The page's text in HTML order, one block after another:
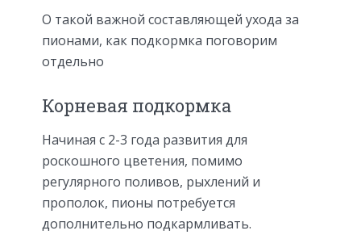
О такой важной составляющей ухода за
пионами, как подкормка поговорим
отдельно
Корневая подкормка
Начиная с 2-3 года развития для
роскошного цветения, помимо
регулярного поливов, рыхлений и
прополок, пионы потребуется
дополнительно подкармливать.